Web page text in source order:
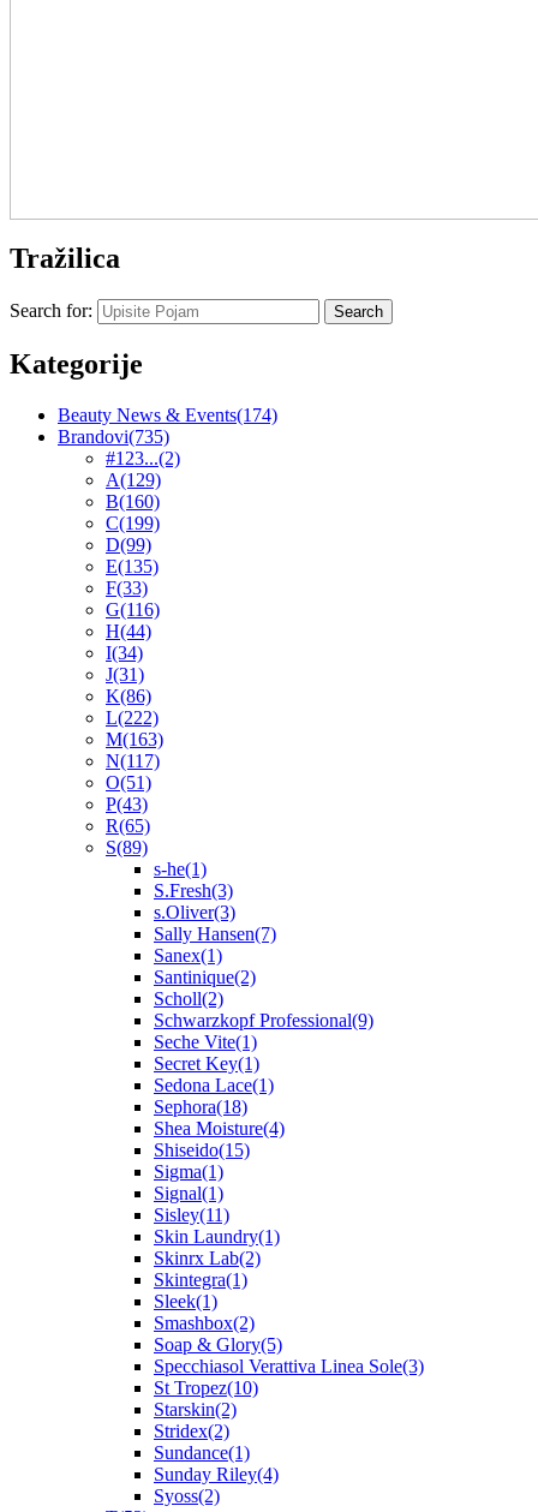
Tražilica
Search for:
Kategorije
Beauty News & Events(174)
Brandovi(735)
#123...(2)
A(129)
B(160)
C(199)
D(99)
E(135)
F(33)
G(116)
H(44)
I(34)
J(31)
K(86)
L(222)
M(163)
N(117)
O(51)
P(43)
R(65)
S(89)
s-he(1)
S.Fresh(3)
s.Oliver(3)
Sally Hansen(7)
Sanex(1)
Santinique(2)
Scholl(2)
Schwarzkopf Professional(9)
Seche Vite(1)
Secret Key(1)
Sedona Lace(1)
Sephora(18)
Shea Moisture(4)
Shiseido(15)
Sigma(1)
Signal(1)
Sisley(11)
Skin Laundry(1)
Skinrx Lab(2)
Skintegra(1)
Sleek(1)
Smashbox(2)
Soap & Glory(5)
Specchiasol Verattiva Linea Sole(3)
St Tropez(10)
Starskin(2)
Stridex(2)
Sundance(1)
Sunday Riley(4)
Syoss(2)